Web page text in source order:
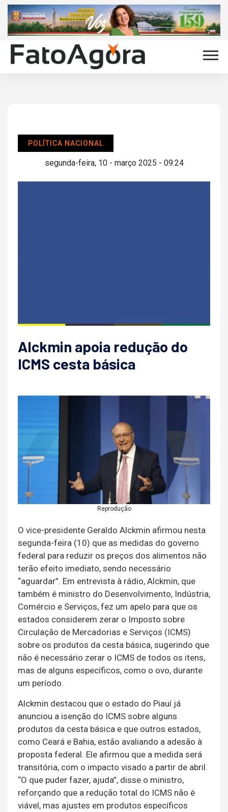
POLÍTICA NACIONAL
segunda-feira, 10 - março 2025 - 09:24
Alckmin apoia redução do
ICMS cesta básica
Reprodução
O vice-presidente Geraldo Alckmin afirmou nesta
segunda-feira (10) que as medidas do governo
federal para reduzir os preços dos alimentos não
terão efeito imediato, sendo necessário
“aguardar”. Em entrevista à rádio, Alckmin, que
também é ministro do Desenvolvimento, Indústria,
Comércio e Serviços, fez um apelo para que os
estados considerem zerar o Imposto sobre
Circulação de Mercadorias e Serviços (ICMS)
sobre os produtos da cesta básica, sugerindo que
não é necessário zerar o ICMS de todos os itens,
mas de alguns específicos, como o ovo, durante
um período.
Alckmin destacou que o estado do Piauí já
anunciou a isenção do ICMS sobre alguns
produtos da cesta básica e que outros estados,
como Ceará e Bahia, estão avaliando a adesão à
proposta federal. Ele afirmou que a medida será
transitória, com o impacto visado a partir de abril.
“O que puder fazer, ajuda”, disse o ministro,
reforçando que a redução total do ICMS não é
viável, mas ajustes em produtos específicos